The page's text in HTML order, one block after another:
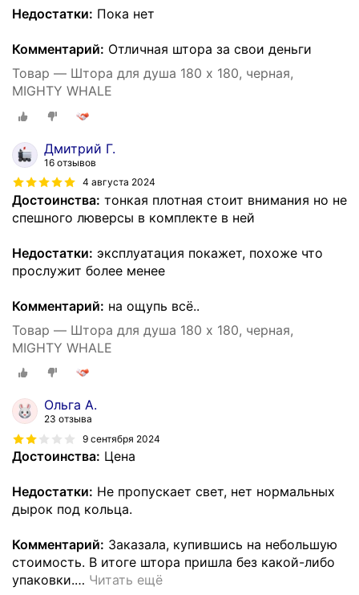
Недостатки: Пока нет
Комментарий: Отличная штора за свои деньги
Товар — Штора для душа 180 x 180, черная,
MIGHTY WHALE
Дмитрий Г.
16 отзывов
4 августа 2024
Достоинства: тонкая плотная стоит внимания но не
спешного люверсы в комплекте в ней
Недостатки: эксплуатация покажет, похоже что
прослужит более менее
Комментарий: на ощупь всё..
Товар — Штора для душа 180 x 180, черная,
MIGHTY WHALE
Ольга А.
23 отзыва
9 сентября 2024
Достоинства: Цена
Недостатки: Не пропускает свет, нет нормальных
дырок под кольца.
Комментарий: Заказала, купившись на небольшую
стоимость. В итоге штора пришла без какой-либо
упаковки.… Читать ещё